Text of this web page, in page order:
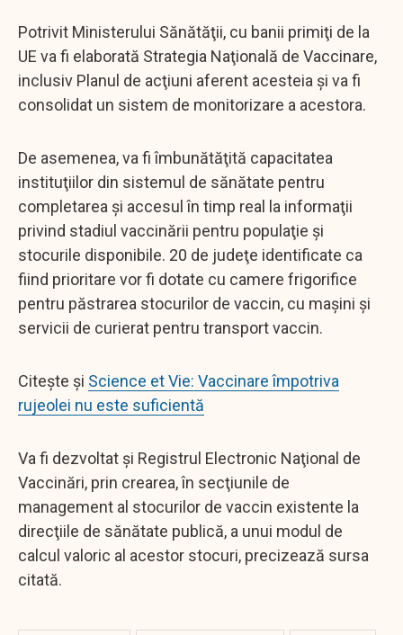
Potrivit Ministerului Sănătăţii, cu banii primiţi de la
UE va fi elaborată Strategia Naţională de Vaccinare,
inclusiv Planul de acţiuni aferent acesteia şi va fi
consolidat un sistem de monitorizare a acestora.
De asemenea, va fi îmbunătăţită capacitatea
instituţiilor din sistemul de sănătate pentru
completarea şi accesul în timp real la informaţii
privind stadiul vaccinării pentru populaţie şi
stocurile disponibile. 20 de judeţe identificate ca
fiind prioritare vor fi dotate cu camere frigorifice
pentru păstrarea stocurilor de vaccin, cu maşini şi
servicii de curierat pentru transport vaccin.
Citește și Science et Vie: Vaccinare împotriva
rujeolei nu este suficientă
Va fi dezvoltat şi Registrul Electronic Naţional de
Vaccinări, prin crearea, în secţiunile de
management al stocurilor de vaccin existente la
direcţiile de sănătate publică, a unui modul de
calcul valoric al acestor stocuri, precizează sursa
citată.